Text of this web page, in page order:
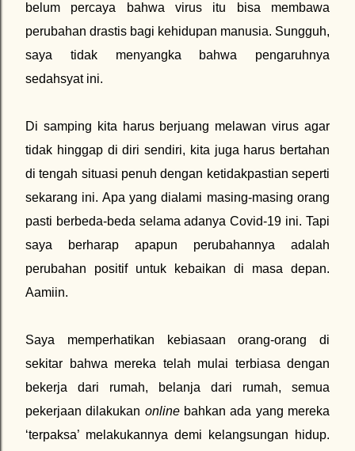
belum percaya bahwa virus itu bisa membawa
perubahan drastis bagi kehidupan manusia. Sungguh,
saya tidak menyangka bahwa pengaruhnya
sedahsyat ini.
Di samping kita harus berjuang melawan virus agar
tidak hinggap di diri sendiri, kita juga harus bertahan
di tengah situasi penuh dengan ketidakpastian seperti
sekarang ini. Apa yang dialami masing-masing orang
pasti berbeda-beda selama adanya Covid-19 ini. Tapi
saya berharap apapun perubahannya adalah
perubahan positif untuk kebaikan di masa depan.
Aamiin.
Saya memperhatikan kebiasaan orang-orang di
sekitar bahwa mereka telah mulai terbiasa dengan
bekerja dari rumah, belanja dari rumah, semua
pekerjaan dilakukan onlinebahkan ada yang mereka
‘terpaksa’ melakukannya demi kelangsungan hidup.